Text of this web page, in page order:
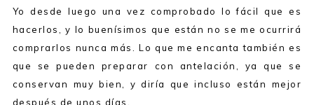
Yo desde luego una vez comprobado lo fácil que es
hacerlos, y lo buenísimos que están no se me ocurrirá
comprarlos nunca más. Lo que me encanta también es
que se pueden preparar con antelación, ya que se
conservan muy bien, y diría que incluso están mejor
después de unos días.